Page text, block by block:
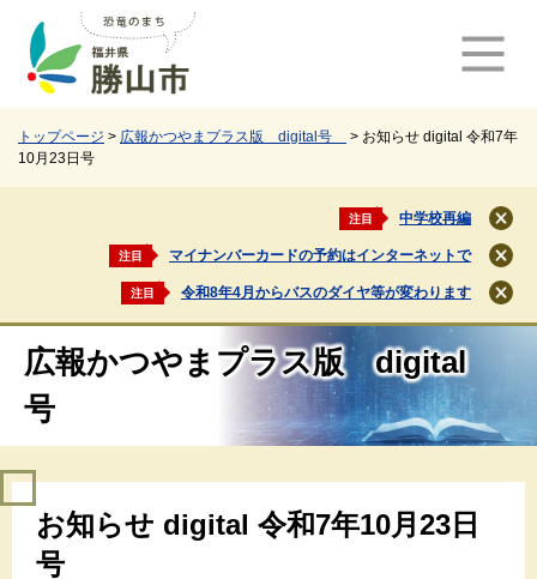
トップページ > 広報かつやまプラス版 digital号 > お知らせ digital 令和7年
10月23日号
注目 中学校再編
閉
じ
る
注目 マイナンバーカードの予約はインターネットで
閉
じ
る
注目 令和8年4月からバスのダイヤ等が変わります
閉
じ
広報かつやまプラス版 digital
号
お知らせ digital 令和7年10月23日
号